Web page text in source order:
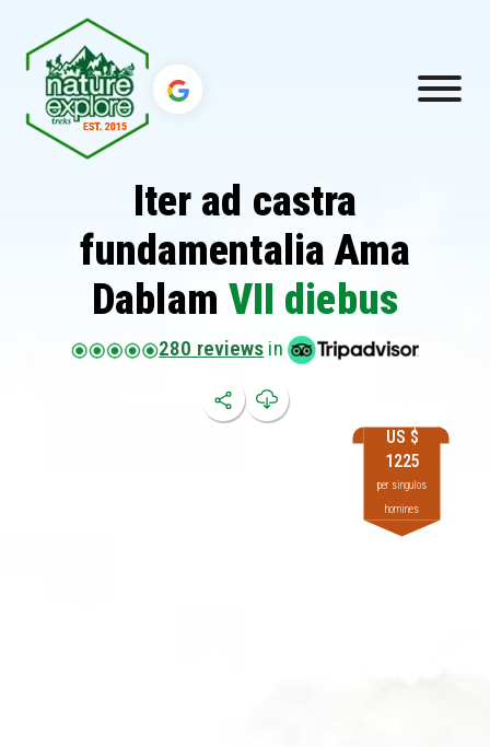
Iter ad castra
fundamentalia Ama
Dablam VII diebus
280 reviews in
US $
1225
per singulos
homines